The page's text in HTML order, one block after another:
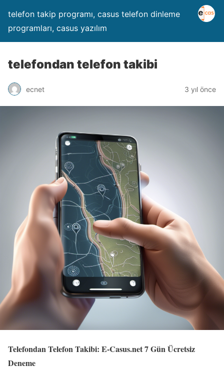
telefon takip programı, casus telefon dinleme
programları, casus yazılım
telefondan telefon takibi
ecnet 3 yıl önce
Telefondan Telefon Takibi: E-Casus.net 7 Gün Ücretsiz
Deneme